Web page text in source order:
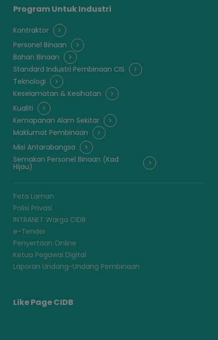
Program Untuk Industri
Kontraktor
Personel Binaan
Bahan Binaan
Standard Industri Pembinaan CIS
Teknologi
Keselamatan & Kesihatan
Kualiti
Kemapanan Alam Sekitar
Maklumat Pembinaan
Misi Antarabangsa
Semakan Personel Binaan (Kad
Hijau)
Peta Laman
Polisi Privasi
INTRANET Warga CIDB
e-Tender
Penyertaan Online
Ketua Pegawai Digital
Laporan Undang-Undang Pembinaan
Like Page CIDB